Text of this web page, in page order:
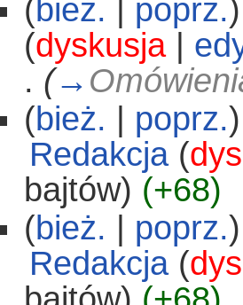
(bież. poprz.)
(dyskusja|
. (→
(bież. poprz.)
Redakcja (
bajtów) (+68)
(bież. poprz.)
Redakcja (